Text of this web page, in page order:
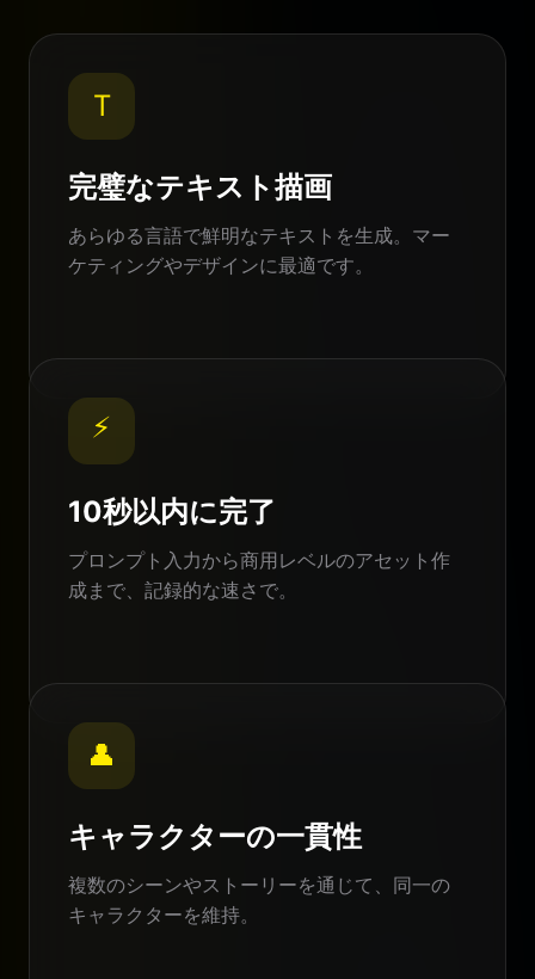
T
完璧なテキスト描画
あらゆる言語で鮮明なテキストを生成。マー
ケティングやデザインに最適です。
⚡
10秒以内に完了
プロンプト入力から商用レベルのアセット作
成まで、記録的な速さで。
👤
キャラクターの一貫性
複数のシーンやストーリーを通じて、同一の
キャラクターを維持。